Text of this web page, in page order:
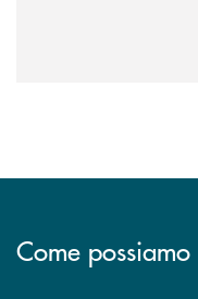
Come possiamo